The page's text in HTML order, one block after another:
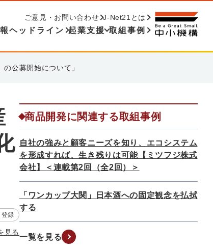
ヘッドライン 起業支援 取組事例
ご意見・お問い合わせ J-Net21とは
公募開始について」
登録
見る
商品開発に関連する取組事例
自社の強みと顧客ニーズを知り、エコシステム
を形成すれば、生き残りは可能【ミツフジ株式
会社】＜連載第2回（全2回）＞
「ワンカップ大関」日本酒への固定観念を払拭
する
一覧を見る